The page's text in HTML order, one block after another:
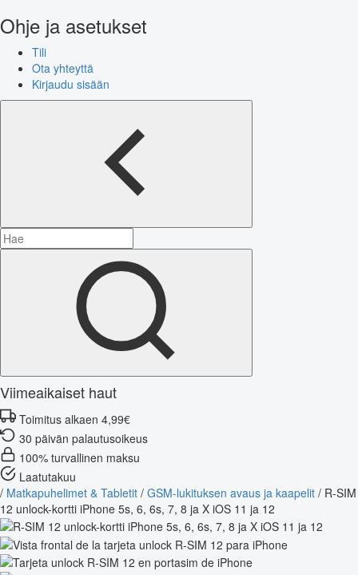
Ohje ja asetukset
Tili
Ota yhteyttä
Kirjaudu sisään
Viimeaikaiset haut
Toimitus alkaen 4,99€
30 päivän palautusoikeus
100% turvallinen maksu
Laatutakuu
/ Matkapuhelimet & Tabletit / GSM-lukituksen avaus ja kaapelit / R-SIM
12 unlock-kortti iPhone 5s, 6, 6s, 7, 8 ja X iOS 11 ja 12